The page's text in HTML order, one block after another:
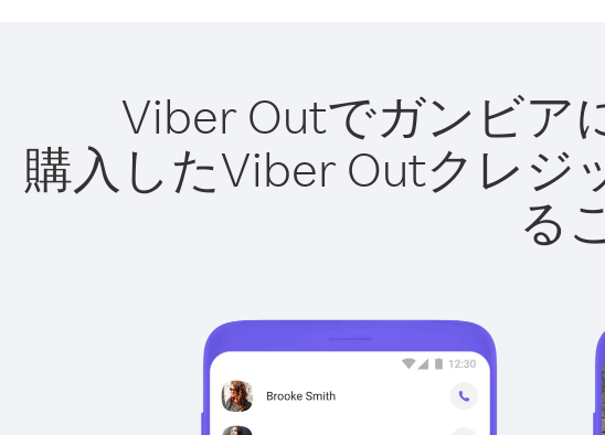
Viber Outでガンビア
購入したViber Outクレジ
る